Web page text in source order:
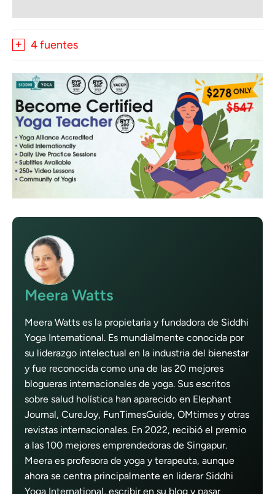
4 fuentes
Meera Watts
Meera Watts es la propietaria y fundadora de Siddhi
Yoga International. Es mundialmente conocida por
su liderazgo intelectual en la industria del bienestar
y fue reconocida como una de las 20 mejores
blogueras internacionales de yoga. Sus escritos
sobre salud holística han aparecido en Elephant
Journal, CureJoy, FunTimesGuide, OMtimes y otras
revistas internacionales. En 2022, recibió el premio
a las 100 mejores emprendedoras de Singapur.
Meera es profesora de yoga y terapeuta, aunque
ahora se centra principalmente en liderar Siddhi
Yoga International, escribir en su blog y pasar